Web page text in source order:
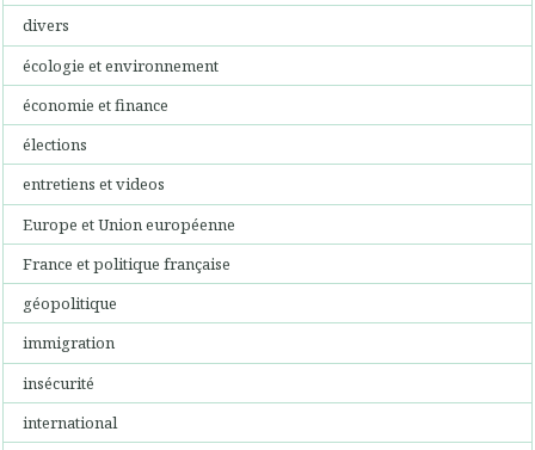
divers
écologie et environnement
économie et finance
élections
entretiens et videos
Europe et Union européenne
France et politique française
géopolitique
immigration
insécurité
international